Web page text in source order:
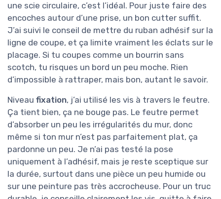
une scie circulaire, c’est l’idéal. Pour juste faire des
encoches autour d’une prise, un bon cutter suffit.
J’ai suivi le conseil de mettre du ruban adhésif sur la
ligne de coupe, et ça limite vraiment les éclats sur le
placage. Si tu coupes comme un bourrin sans
scotch, tu risques un bord un peu moche. Rien
d’impossible à rattraper, mais bon, autant le savoir.
Niveau fixation, j’ai utilisé les vis à travers le feutre.
Ça tient bien, ça ne bouge pas. Le feutre permet
d’absorber un peu les irrégularités du mur, donc
même si ton mur n’est pas parfaitement plat, ça
pardonne un peu. Je n’ai pas testé la pose
uniquement à l’adhésif, mais je reste sceptique sur
la durée, surtout dans une pièce un peu humide ou
sur une peinture pas très accrocheuse. Pour un truc